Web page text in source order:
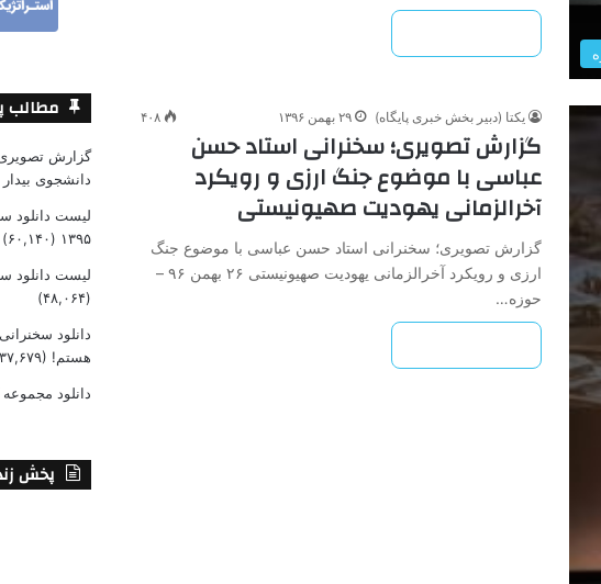
یکتا (دبیر بخش خبری پایگاه) ۲۹ بهمن ۱۳۹۶ ۴۰۸
گزارش تصویری؛ سخنرانی استاد حسن
عباسی با موضوع جنگ ارزی و رویکرد
آخرالزمانی یهودیت صهیونیستی
گزارش تصویری؛ سخنرانی استاد حسن عباسی با موضوع جنگ
ارزی و رویکرد آخرالزمانی یهودیت صهیونیستی ۲۶ بهمن ۹۶ –
حوزه…
مطالب
گزارش
دانشجوی
۱۳۹۵ (۶۰,۱۴۰)
لیست دانلود
(۴۸,۰۶۴)
هستم! (۳۷,۶۷۹)
دانلود
پخش